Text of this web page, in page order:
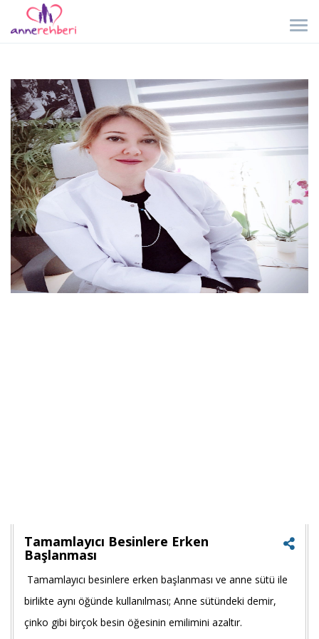
Tamamlayıcı Besinlere Erken
Başlanması
Tamamlayıcı besinlere erken başlanması ve anne sütü ile
birlikte aynı öğünde kullanılması; Anne sütündeki demir,
çinko gibi birçok besin öğesinin emilimini azaltır.